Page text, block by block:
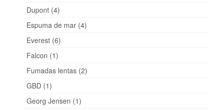
Dupont (4)
Espuma de mar (4)
Everest (6)
Falcon (1)
Fumadas lentas (2)
GBD (1)
Georg Jensen (1)